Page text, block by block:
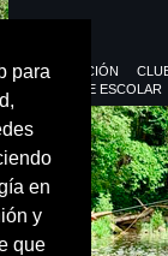
para
en
y
que
FEDERACIÓN
DEPORTE ESCOLAR